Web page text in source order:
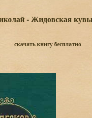
- Жидовская
скачать книгу бесплатно